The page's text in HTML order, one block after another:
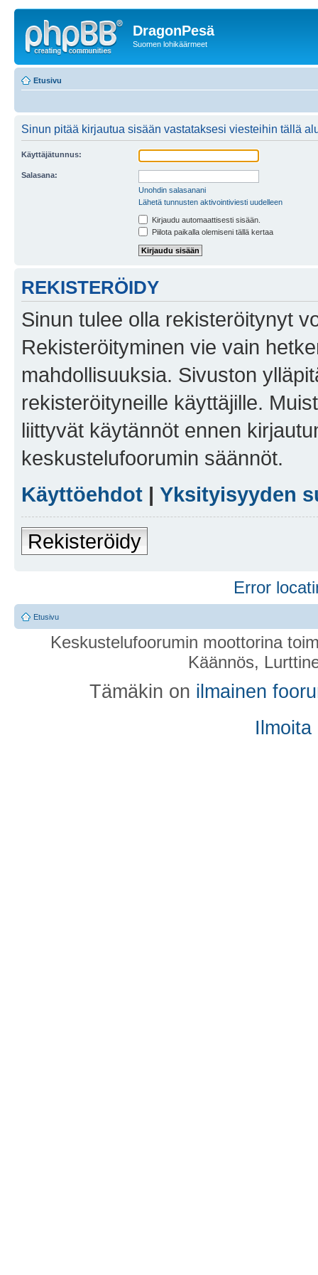
DragonPesä
Suomen lohikäärmeet
Etusivu
Sinun pitää kirjautua sisään vastataksesi viesteihin tällä
Käyttäjätunnus:
Salasana:
Unohdin salasanani
Lähetä tunnusten aktivointiviesti uudelleen
Kirjaudu automaattisesti sisään.
Piilota paikalla olemiseni tällä kertaa
REKISTERÖIDY
Sinun tulee olla rekisteröitynyt
Rekisteröityminen vie vain
mahdollisuuksia. Sivuston
rekisteröityneille käyttäjille.
liittyvät käytännöt ennen
keskustelufoorumin säännöt.
Käyttöehdot | Yksityisyyden
Rekisteröidy
Error
Etusivu
Keskustelufoorumin moottorina
Käännös,
Tämäkin on ilmainen